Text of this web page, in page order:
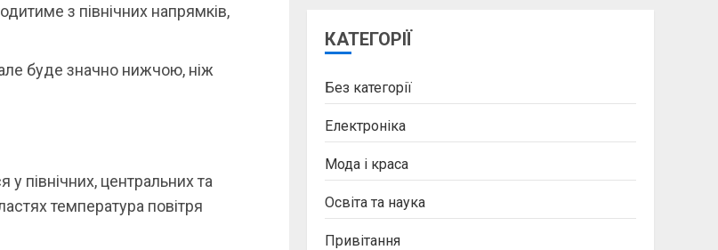
з північних напрямків,
буде значно нижчою, ніж
північних, центральних та
температура повітря
КАТЕГОРІЇ
Без категорії
Електроніка
Мода і краса
Освіта та наука
Привітання